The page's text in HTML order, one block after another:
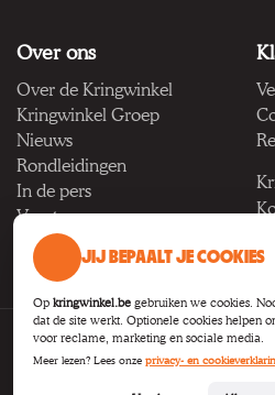
Over ons
Over de Kringwinkel
Kringwinkel Groep
Nieuws
Rondleidingen
In de pers
Vacatures
PrivacyVoorwaarden
B2B
JIJ BEPAALT JE COOKIES
Op kringwinkel.be gebruiken we cookies.
dat de site werkt. Optionele cookies helpen
voor reclame, marketing en sociale media.
Meer lezen? Lees onze privacy- en